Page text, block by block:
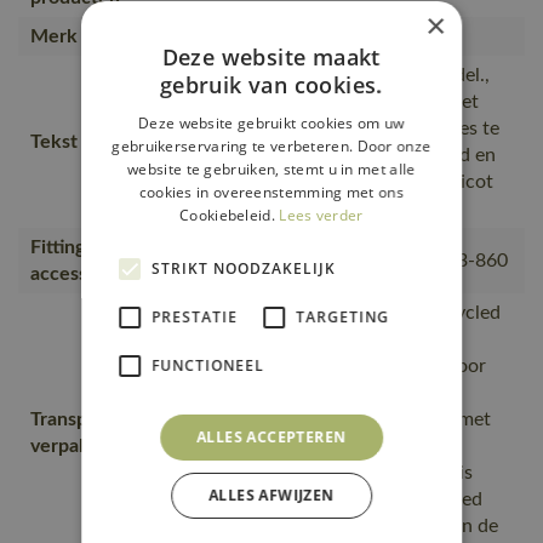
Merk
Tekst usp
Speciaal getailleerd damesmodel.,
De naad in de nek is afgezet met
een zacht materiaal om irritaties te
voorkomen., vochtabsorberend en
comfortabel., 100% katoen, Tricot
bij de hals.
Fitting
accessories
18050-802, 50602-010, 50143-860
Transport en
verpakking
is gemaakt van of bevat gerecycled
magazijnen getransporteerd door
14001;Vervoerd in zendingen met
maximale benutting van de
ruimte;De productverpakking is
gemaakt van of bevat gerecycled
materiaal;De verpakking waarin de
×
Deze website maakt
gebruik van cookies.
Deze website gebruikt cookies om uw
gebruikerservaring te verbeteren. Door onze
website te gebruiken, stemt u in met alle
cookies in overeenstemming met ons
Cookiebeleid. Lees verder
STRIKT NOODZAKELIJK
PRESTATIE TARGETING
FUNCTIONEEL
ALLES ACCEPTEREN
ALLES AFWIJZEN